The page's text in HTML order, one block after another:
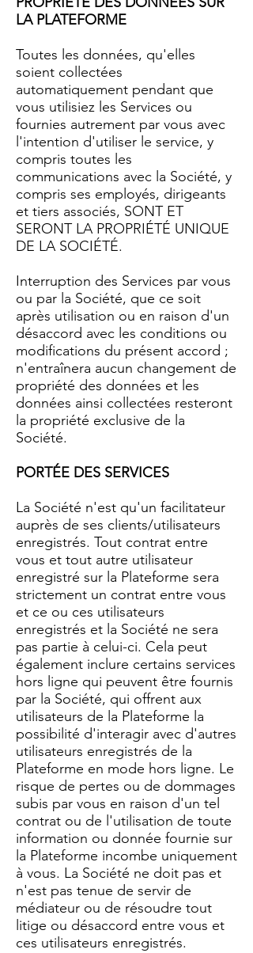
LA PLATEFORME
Toutes les données, qu'elles
soient collectées
automatiquement pendant que
vous utilisiez les Services ou
fournies autrement par vous avec
l'intention d'utiliser le service, y
compris toutes les
communications avec la Société, y
compris ses employés, dirigeants
et tiers associés, SONT ET
SERONT LA PROPRIÉTÉ UNIQUE
DE LA SOCIÉTÉ.
Interruption des Services par vous
ou par la Société, que ce soit
après utilisation ou en raison d'un
désaccord avec les conditions ou
modifications du présent accord ;
n'entraînera aucun changement de
propriété des données et les
données ainsi collectées resteront
la propriété exclusive de la
Société.
PORTÉE DES SERVICES
La Société n'est qu'un facilitateur
auprès de ses clients/utilisateurs
enregistrés. Tout contrat entre
vous et tout autre utilisateur
enregistré sur la Plateforme sera
strictement un contrat entre vous
et ce ou ces utilisateurs
enregistrés et la Société ne sera
pas partie à celui-ci. Cela peut
également inclure certains services
hors ligne qui peuvent être fournis
par la Société, qui offrent aux
utilisateurs de la Plateforme la
possibilité d'interagir avec d'autres
utilisateurs enregistrés de la
Plateforme en mode hors ligne. Le
risque de pertes ou de dommages
subis par vous en raison d'un tel
contrat ou de l'utilisation de toute
information ou donnée fournie sur
la Plateforme incombe uniquement
à vous. La Société ne doit pas et
n'est pas tenue de servir de
médiateur ou de résoudre tout
litige ou désaccord entre vous et
ces utilisateurs enregistrés.